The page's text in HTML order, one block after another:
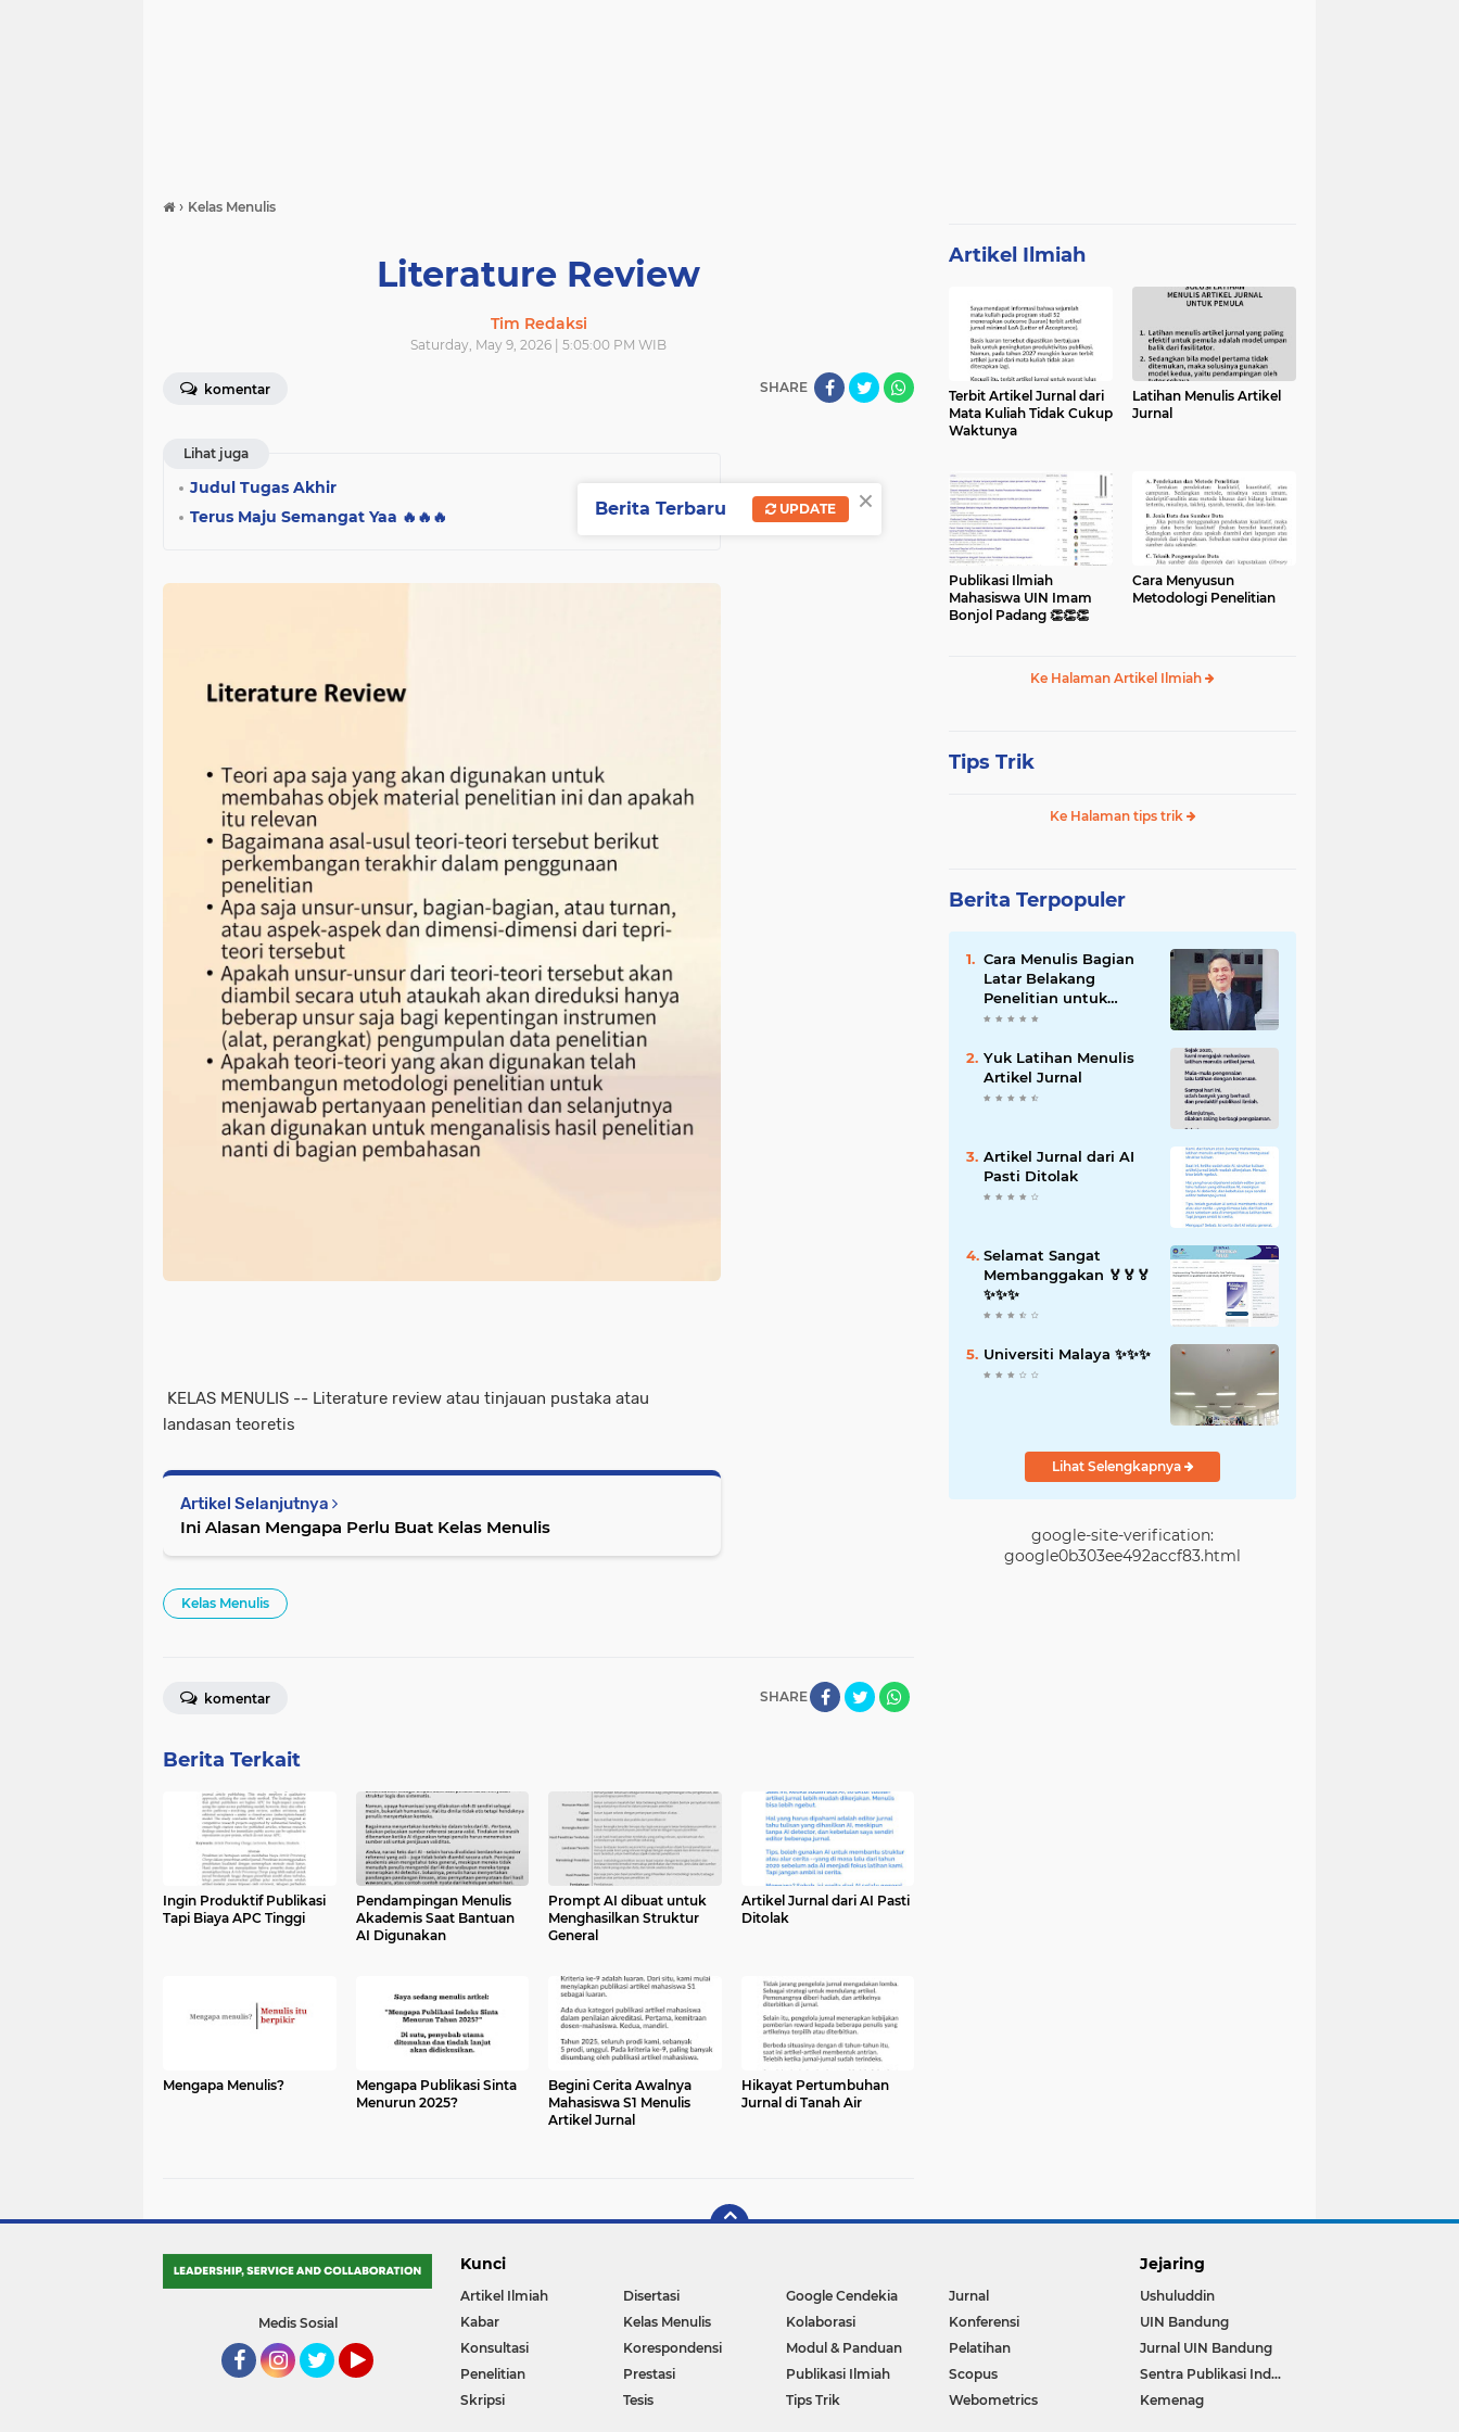
› Kelas Menulis
Literature Review
Tim Redaksi
Saturday, May 9, 2026 | 5:05:00 PM WIB
komentar SHARE
Lihat juga
Judul Tugas Akhir
Terus Maju Semangat Yaa 🔥🔥🔥
KELAS MENULIS -- Literature review atau tinjauan pustaka atau
landasan teoretis
Artikel Selanjutnya
Ini Alasan Mengapa Perlu Buat Kelas Menulis
Kelas Menulis
SHARE
komentar
Berita Terkait
Ingin Produktif Publikasi
Tapi Biaya APC Tinggi
Pendampingan Menulis
Akademis Saat Bantuan
AI Digunakan
Prompt AI dibuat untuk
Menghasilkan Struktur
General
Artikel Jurnal dari AI Pasti
Ditolak
Mengapa Menulis?
Mengapa Publikasi Sinta
Menurun 2025?
Begini Cerita Awalnya
Mahasiswa S1 Menulis
Artikel Jurnal
Hikayat Pertumbuhan
Jurnal di Tanah Air
Artikel Ilmiah
Terbit Artikel Jurnal dari
Mata Kuliah Tidak Cukup
Waktunya
Latihan Menulis Artikel
Jurnal
Publikasi Ilmiah
Mahasiswa UIN Imam
Bonjol Padang 👏👏👏
Cara Menyusun
Metodologi Penelitian
Ke Halaman Artikel Ilmiah
Tips Trik
Ke Halaman tips trik
Berita Terpopuler
Cara Menulis Bagian
Latar Belakang
Penelitian untuk
Proposal Skripsi
Yuk Latihan Menulis
Artikel Jurnal
Artikel Jurnal dari AI
Pasti Ditolak
Selamat Sangat
Membanggakan 🏅🏅🏅
✨️✨️✨️
Universiti Malaya ✨️✨️✨️
Lihat Selengkapnya
google-site-verification:
google0b303ee492accf83.html
Medis Sosial
Kunci
Artikel Ilmiah Disertasi Google Cendekia
Jurnal
Kabar
Kelas Menulis Kolaborasi
Konferensi
Konsultasi
Korespondensi Modul & Panduan
Pelatihan
Penelitian
Prestasi Publikasi Ilmiah
Scopus
Skripsi
Tesis Tips Trik Webometrics
Jejaring
Ushuluddin
UIN Bandung
Jurnal UIN Bandung
Sentra Publikasi Indonesia
Kemenag
×
Berita Terbaru UPDATE